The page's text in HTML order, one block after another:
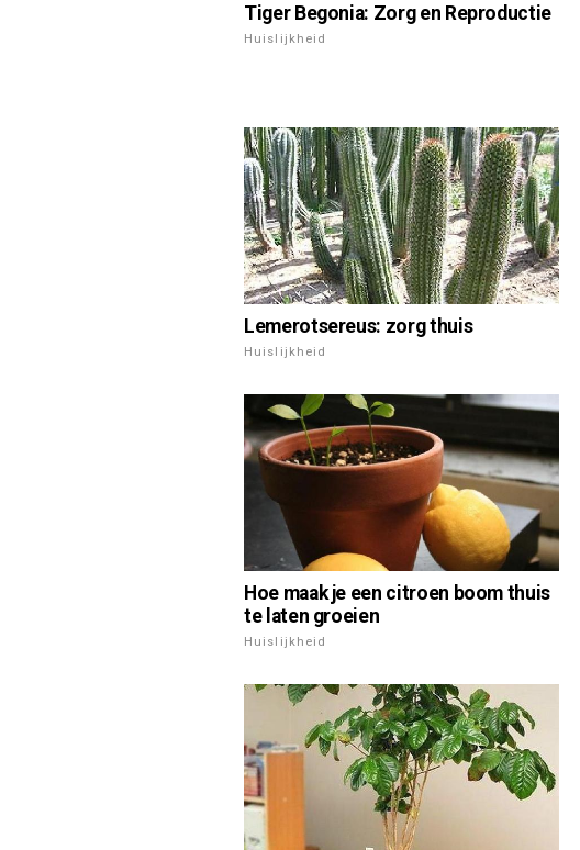
Tiger Begonia: Zorg en Reproductie
Huislijkheid
Lemerotsereus: zorg thuis
Huislijkheid
Hoe maak je een citroen boom thuis
te laten groeien
Huislijkheid